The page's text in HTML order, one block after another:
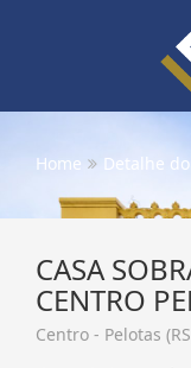
Home Detalhe
CASA
CENTRO
Centro - Pelotas